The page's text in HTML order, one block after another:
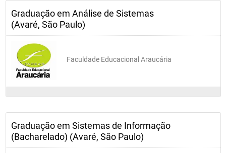
Graduação em Análise de Sistemas
(Avaré, São Paulo)
Faculdade Educacional Araucária
Graduação em Sistemas de Informação
(Bacharelado) (Avaré, São Paulo)